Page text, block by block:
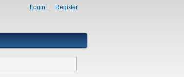
Login Register